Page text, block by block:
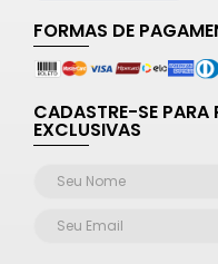
FORMAS DE
CADASTRE-SE PARA
EXCLUSIVAS